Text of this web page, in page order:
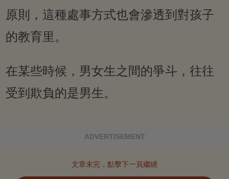
原則，這種處事方式也會滲透到對孩子
的教育里。
在某些時候，男女生之間的爭斗，往往
受到欺負的是男生。
ADVERTISEMENT
文章未完，點擊下一頁繼續